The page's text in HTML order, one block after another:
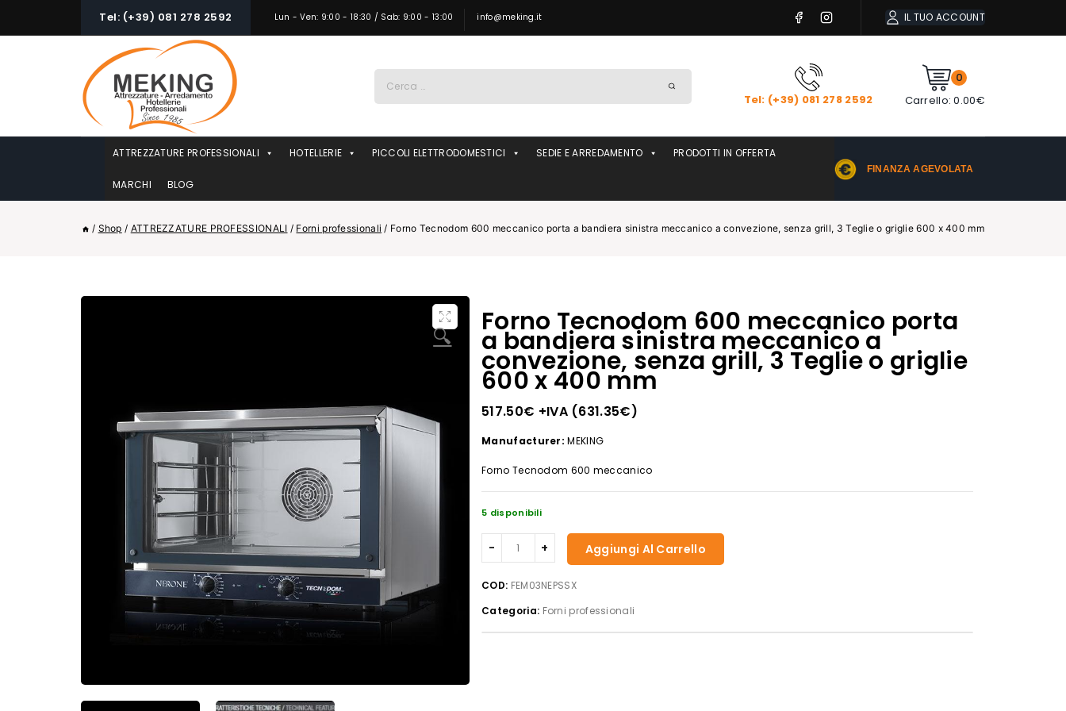
Tel: (+39) 081 278 2592 Lun - Ven: 9:00 - 18:30 / Sab: 9:00 - 13:00 info@meking.it IL TUO ACCOUNT
per:
Tel: (+39) 081 278 2592
0
Carrello: 0.00€
ATTREZZATURE PROFESSIONALI HOTELLERIE PICCOLI ELETTRODOMESTICI SEDIE E ARREDAMENTO PRODOTTI IN OFFERTA
MARCHI BLOG
FINANZA AGEVOLATA
/ Shop / ATTREZZATURE PROFESSIONALI / Forni professionali / Forno Tecnodom 600 meccanico porta a bandiera sinistra meccanico a convezione, senza grill, 3 Teglie o griglie 600 x 400 mm
🔍 Forno Tecnodom 600 meccanico porta
a bandiera sinistra meccanico a
convezione, senza grill, 3 Teglie o griglie
600 x 400 mm
517.50€ +IVA (631.35€)
Manufacturer: MEKING
Forno Tecnodom 600 meccanico
5 disponibili
Forno
Tecnodom
porta
a
Aggiungi Al Carrello
COD: FEM03NEPSSX
Categoria: Forni professionali